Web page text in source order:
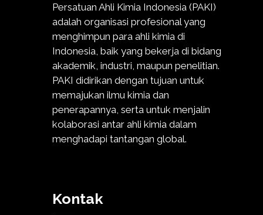
Persatuan Ahli Kimia Indonesia (PAKI)
adalah organisasi profesional yang
menghimpun para ahli kimia di
Indonesia, baik yang bekerja di bidang
akademik, industri, maupun penelitian.
PAKI didirikan dengan tujuan untuk
memajukan ilmu kimia dan
penerapannya, serta untuk menjalin
kolaborasi antar ahli kimia dalam
menghadapi tantangan global.
Kontak